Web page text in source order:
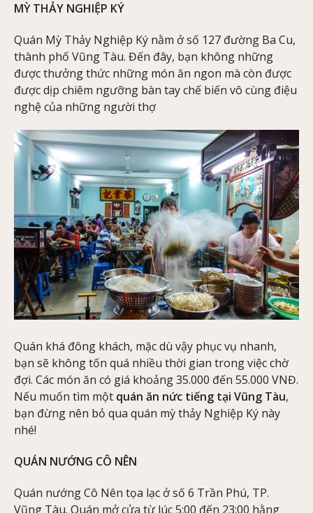
MỲ THẢY NGHIỆP KÝ
Quán Mỳ Thảy Nghiệp Ký nằm ở số 127 đường Ba Cu,
thành phố Vũng Tàu. Đến đây, bạn không những
được thưởng thức những món ăn ngon mà còn được
được dịp chiêm ngưỡng bàn tay chế biến vô cùng điệu
nghệ của những người thợ
Quán khá đông khách, mặc dù vậy phục vụ nhanh,
bạn sẽ không tốn quá nhiều thời gian trong việc chờ
đợi. Các món ăn có giá khoảng 35.000 đến 55.000 VNĐ.
Nếu muốn tìm một quán ăn nức tiếng tại Vũng Tàu,
bạn đừng nên bỏ qua quán mỳ thảy Nghiệp Ký này
nhé!
QUÁN NƯỚNG CÔ NÊN
Quán nướng Cô Nên tọa lạc ở số 6 Trần Phú, TP.
Vũng Tàu. Quán mở cửa từ lúc 5:00 đến 23:00 hằng